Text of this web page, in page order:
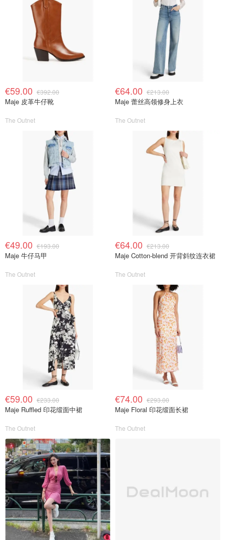
€59.00 €392.00
Maje 皮革牛仔靴
The Outnet
€64.00 €213.00
Maje 蕾丝高领修身上衣
The Outnet
€49.00 €193.00
Maje 牛仔马甲
The Outnet
€64.00 €213.00
Maje Cotton-blend 开背斜纹连衣裙
The Outnet
€59.00 €233.00
Maje Ruffled 印花缎面中裙
The Outnet
€74.00 €293.00
Maje Floral 印花缎面长裙
The Outnet